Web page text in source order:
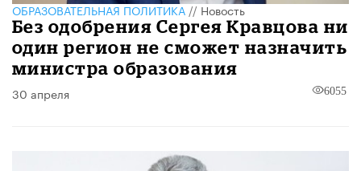
ОБРАЗОВАТЕЛЬНАЯ ПОЛИТИКА//Новость
Без одобрения Сергея Кравцова ни
один регион не сможет назначить
министра образования
30 апреля 6055